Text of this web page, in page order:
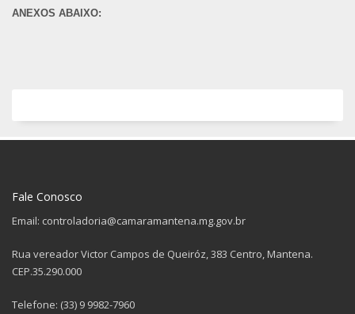
ANEXOS ABAIXO:
Fale Conosco
Email: controladoria@camaramantena.mg.gov.br
Rua vereador Victor Campos de Queiróz, 383 Centro, Mantena.
CEP.35.290.000
Telefone: (33) 9 9982-7960